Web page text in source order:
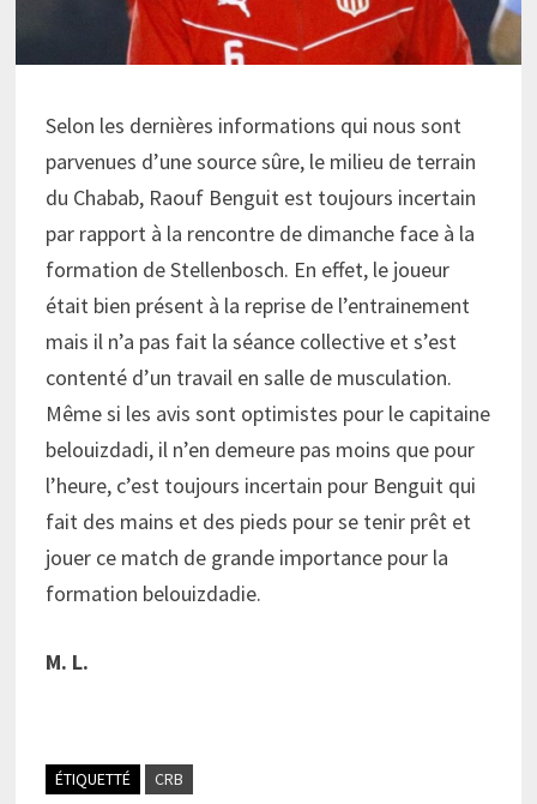
Selon les dernières informations qui nous sont
parvenues d’une source sûre, le milieu de terrain
du Chabab, Raouf Benguit est toujours incertain
par rapport à la rencontre de dimanche face à la
formation de Stellenbosch. En effet, le joueur
était bien présent à la reprise de l’entrainement
mais il n’a pas fait la séance collective et s’est
contenté d’un travail en salle de musculation.
Même si les avis sont optimistes pour le capitaine
belouizdadi, il n’en demeure pas moins que pour
l’heure, c’est toujours incertain pour Benguit qui
fait des mains et des pieds pour se tenir prêt et
jouer ce match de grande importance pour la
formation belouizdadie.
M. L.
ÉTIQUETTÉ CRB